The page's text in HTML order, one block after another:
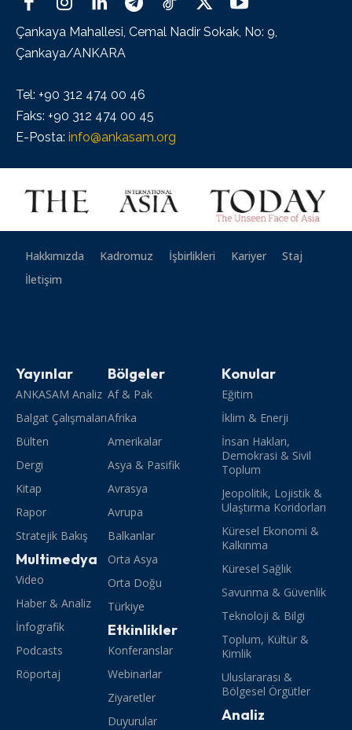
Çankaya Mahallesi, Cemal Nadir Sokak, No: 9,
Çankaya/ANKARA
Tel: +90 312 474 00 46
Faks: +90 312 474 00 45
E-Posta: info@ankasam.org
Hakkımızda Kadromuz İşbirlikleri Kariyer
Staj
İletişim
Yayınlar
ANKASAM Analiz
Balgat Çalışmaları
Bülten
Dergi
Kitap
Rapor
Stratejik Bakış
Multimedya
Video
Haber & Analiz
İnfografik
Podcasts
Röportaj
Bölgeler
Af & Pak
Afrika
Amerikalar
Asya & Pasifik
Avrasya
Avrupa
Balkanlar
Orta Asya
Orta Doğu
Türkiye
Etkinlikler
Konferanslar
Webinarlar
Ziyaretler
Duyurular
Konular
Eğitim
İklim & Enerji
İnsan Hakları,
Demokrasi & Sivil
Toplum
Jeopolitik, Lojistik &
Ulaştırma Koridorları
Küresel Ekonomi &
Kalkınma
Küresel Sağlık
Savunma & Güvenlik
Teknoloji & Bilgi
Toplum, Kültür &
Kimlik
Uluslararası &
Bölgesel Örgütler
Analiz